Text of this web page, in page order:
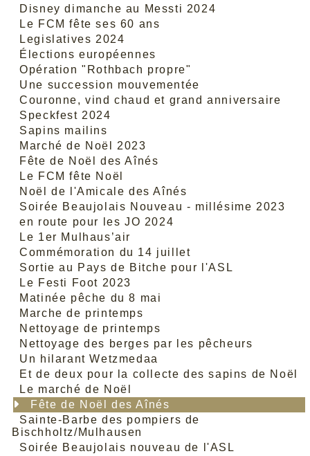
Disney dimanche au Messti 2024
Le FCM fête ses 60 ans
Legislatives 2024
Élections européennes
Opération "Rothbach propre"
Une succession mouvementée
Couronne, vind chaud et grand anniversaire
Speckfest 2024
Sapins mailins
Marché de Noël 2023
Fête de Noël des Aînés
Le FCM fête Noël
Noël de l'Amicale des Aînés
Soirée Beaujolais Nouveau - millésime 2023
en route pour les JO 2024
Le 1er Mulhaus’air
Commémoration du 14 juillet
Sortie au Pays de Bitche pour l'ASL
Le Festi Foot 2023
Matinée pêche du 8 mai
Marche de printemps
Nettoyage de printemps
Nettoyage des berges par les pêcheurs
Un hilarant Wetzmedaa
Et de deux pour la collecte des sapins de Noël
Le marché de Noël
Fête de Noël des Aînés
Sainte-Barbe des pompiers de
Bischholtz/Mulhausen
Soirée Beaujolais nouveau de l'ASL